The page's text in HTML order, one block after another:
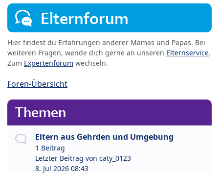
Elternforum
Hier findest du Erfahrungen anderer Mamas und Papas. Bei
weiteren Fragen, wende dich gerne an unseren Elternservice.
Zum Expertenforum wechseln.
Foren-Übersicht
Themen
Eltern aus Gehrden und Umgebung
1 Beitrag
Letzter Beitrag von caty_0123
8. Jul 2026 08:43